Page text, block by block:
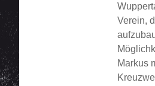
Verein,
Markus